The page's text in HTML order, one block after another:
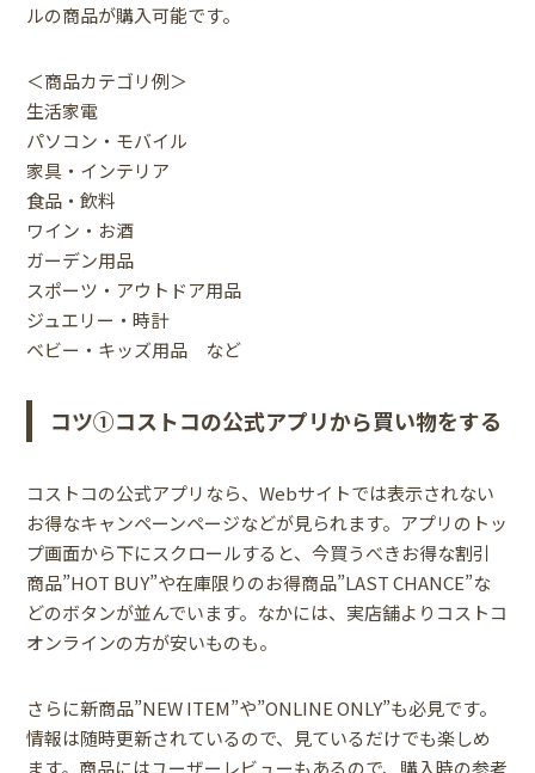
ルの商品が購入可能です。
＜商品カテゴリ例＞
生活家電
パソコン・モバイル
家具・インテリア
食品・飲料
ワイン・お酒
ガーデン用品
スポーツ・アウトドア用品
ジュエリー・時計
ベビー・キッズ用品 など
コツ①コストコの公式アプリから買い物をする
コストコの公式アプリなら、Webサイトでは表示されない
お得なキャンペーンページなどが見られます。アプリのトッ
プ画面から下にスクロールすると、今買うべきお得な割引
商品”HOT BUY”や在庫限りのお得商品”LAST CHANCE”な
どのボタンが並んでいます。なかには、実店舗よりコストコ
オンラインの方が安いものも。
さらに新商品”NEW ITEM”や”ONLINE ONLY”も必見です。
情報は随時更新されているので、見ているだけでも楽しめ